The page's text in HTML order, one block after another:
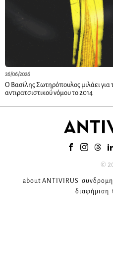
26/06/2026
Ο Βασίλης Σωτηρόπουλος μιλάει
αντιρατσιστικού νόμου το 2014
©
about ANTIVIRUS
διαφήμιση